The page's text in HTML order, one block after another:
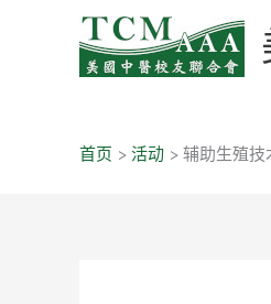
首页 活动 辅助生殖技